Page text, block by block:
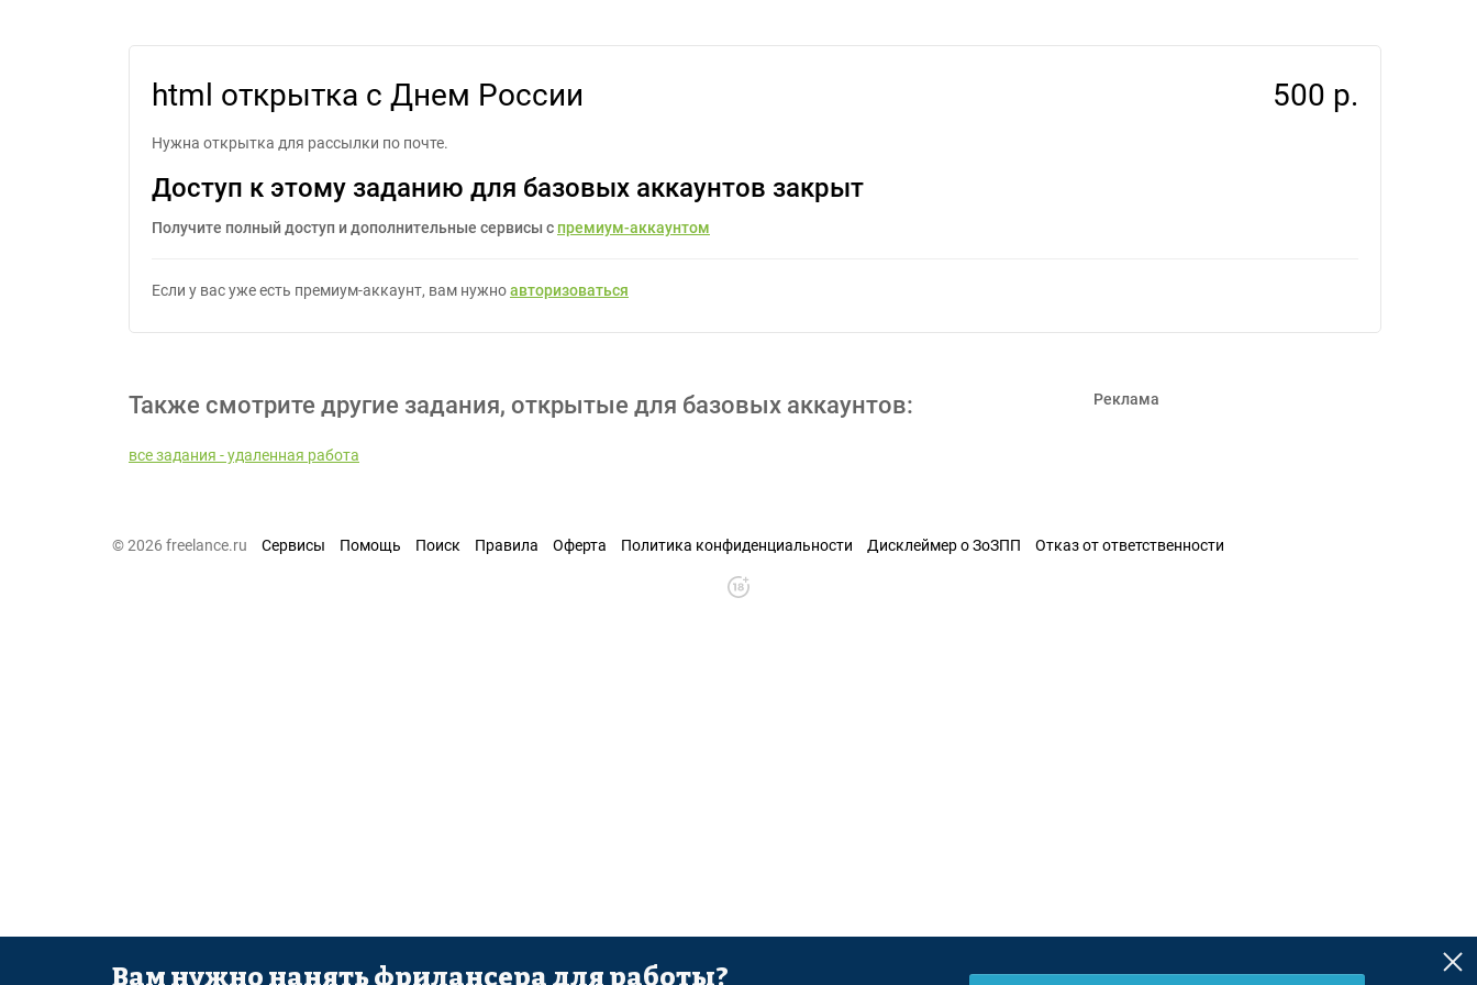
html открытка с Днем России 500 р.
Нужна открытка для рассылки по почте.
Доступ к этому заданию для базовых аккаунтов закрыт
Получите полный доступ и дополнительные сервисы с премиум-аккаунтом
Если у вас уже есть премиум-аккаунт, вам нужноавторизоваться
Также смотрите другие задания, открытые для базовых аккаунтов:
все задания - удаленная работа
Реклама
© 2026 freelance.ru Сервисы Помощь Поиск Правила Оферта Политика конфиденциальности Дисклеймер о ЗоЗПП Отказ от ответственности
Вам нужно нанять фрилансера для работы?